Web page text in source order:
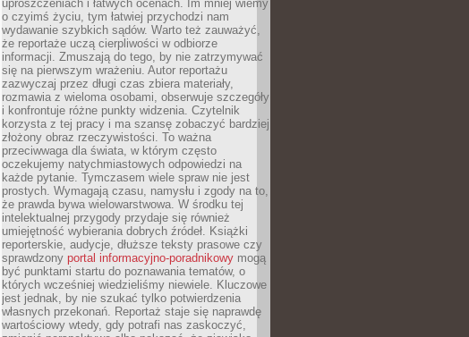
uproszczeniach i łatwych ocenach. Im mniej wiemy
o czyimś życiu, tym łatwiej przychodzi nam
wydawanie szybkich sądów. Warto też zauważyć,
że reportaże uczą cierpliwości w odbiorze
informacji. Zmuszają do tego, by nie zatrzymywać
się na pierwszym wrażeniu. Autor reportażu
zazwyczaj przez długi czas zbiera materiały,
rozmawia z wieloma osobami, obserwuje szczegóły
i konfrontuje różne punkty widzenia. Czytelnik
korzysta z tej pracy i ma szansę zobaczyć bardziej
złożony obraz rzeczywistości. To ważna
przeciwwaga dla świata, w którym często
oczekujemy natychmiastowych odpowiedzi na
każde pytanie. Tymczasem wiele spraw nie jest
prostych. Wymagają czasu, namysłu i zgody na to,
że prawda bywa wielowarstwowa. W środku tej
intelektualnej przygody przydaje się również
umiejętność wybierania dobrych źródeł. Książki
reporterskie, audycje, dłuższe teksty prasowe czy
sprawdzony portal informacyjno-poradnikowy mogą
być punktami startu do poznawania tematów, o
których wcześniej wiedzieliśmy niewiele. Kluczowe
jest jednak, by nie szukać tylko potwierdzenia
własnych przekonań. Reportaż staje się naprawdę
wartościowy wtedy, gdy potrafi nas zaskoczyć,